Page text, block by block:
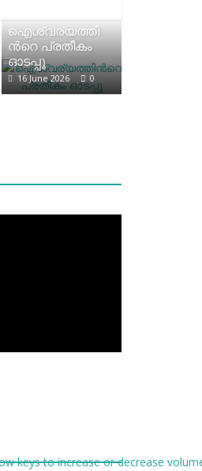
ഐശ്വര്യത്തി
ന്‍റെ പ്രതീകം
ഓടപ്പൂ
16 June 2026 0
keys to increase or decrease